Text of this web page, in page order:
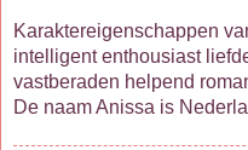
Karaktereigenschappen
intelligent enthousiast
vastberaden helpend
De naam Anissa is